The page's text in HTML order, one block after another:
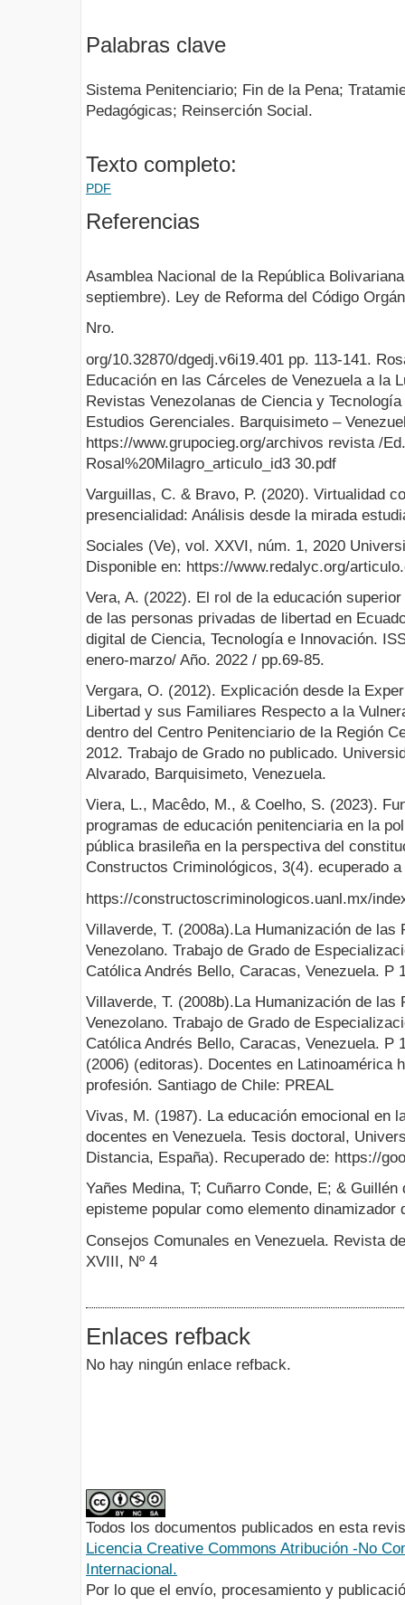
Palabras clave
Sistema Penitenciario; Fin de la Pena;
Pedagógicas; Reinserción Social.
Texto completo:
PDF
Referencias
Asamblea Nacional de la República
septiembre). Ley de Reforma del Código
Nro.
org/10.32870/dgedj.v6i19.401 pp. 113-141.
Educación en las Cárceles de Venezuela a la
Revistas Venezolanas de Ciencia y
Estudios Gerenciales. Barquisimeto –
https://www.grupocieg.org/archivos revista /
Rosal%20Milagro_articulo_id3 30.pdf
Varguillas, C. & Bravo, P. (2020). Virtualidad
presencialidad: Análisis desde la mirada
Sociales (Ve), vol. XXVI, núm. 1, 2020
Disponible en: https://www.redalyc.org/
Vera, A. (2022). El rol de la educación
de las personas privadas de libertad en
digital de Ciencia, Tecnología e Innovación.
enero-marzo/ Año. 2022 / pp.69-85.
Vergara, O. (2012). Explicación desde la
Libertad y sus Familiares Respecto a la
dentro del Centro Penitenciario de la Región
2012. Trabajo de Grado no publicado.
Alvarado, Barquisimeto, Venezuela.
Viera, L., Macêdo, M., & Coelho, S. (2023).
programas de educación penitenciaria en la
pública brasileña en la perspectiva del
Constructos Criminológicos, 3(4). ecuperado
https://constructoscriminologicos.uanl.mx/
Villaverde, T. (2008a).La Humanización de las
Venezolano. Trabajo de Grado de
Católica Andrés Bello, Caracas, Venezuela. P
Villaverde, T. (2008b).La Humanización de las
Venezolano. Trabajo de Grado de
Católica Andrés Bello, Caracas, Venezuela. P
(2006) (editoras). Docentes en Latinoamérica
profesión. Santiago de Chile: PREAL
Vivas, M. (1987). La educación emocional en
docentes en Venezuela. Tesis doctoral,
Distancia, España). Recuperado de: https://
Yañes Medina, T; Cuñarro Conde, E; &
episteme popular como elemento dinamizador
Consejos Comunales en Venezuela. Revista
XVIII, Nº 4
Enlaces refback
No hay ningún enlace refback.
Todos los documentos publicados en esta
Licencia Creative Commons Atribución -No
Internacional.
Por lo que el envío, procesamiento y